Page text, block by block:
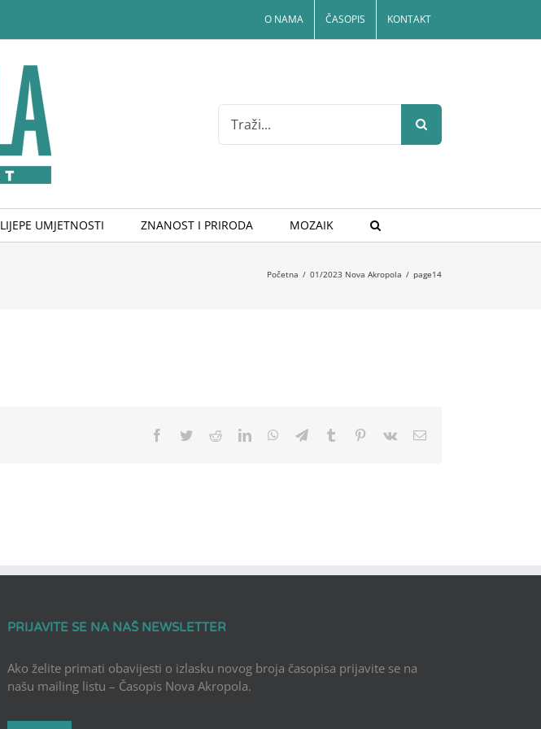
O NAMA ČASOPIS KONTAKT
Search
for:
LIJEPE UMJETNOSTI ZNANOST I PRIRODA MOZAIK
Početna / 01/2023 Nova Akropola / page14
Facebook
TwitterRedditLinkedInWhatsApp
TelegramTumblr Pinterest
Vk Email
PRIJAVITE SE NA NAŠ NEWSLETTER
Ako želite primati obavijesti o izlasku novog broja časopisa prijavite se na
našu mailing listu – Časopis Nova Akropola.